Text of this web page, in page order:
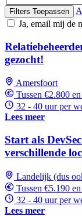
Filters Toepassen
Ja, email mij de
gezocht!
Amersfoort
Tussen €2.800
32 - 40 uur per
Lees meer
Start als
verschillende
Landelijk (dus
Tussen €5.190
32 - 40 uur per
Lees meer